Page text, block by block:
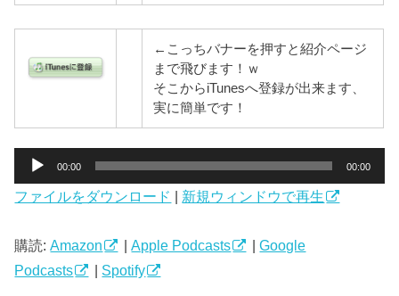
←こっちバナーを押すと紹介ページ
まで飛びます！ｗ
そこからiTunesへ登録が出来ます、
実に簡単です！
プ
ー
ヤ
00:00 00:00
ファイルをダウンロード | 新規ウィンドウで再生
購読:Amazon |Apple Podcasts |Google
Podcasts
| Spotify